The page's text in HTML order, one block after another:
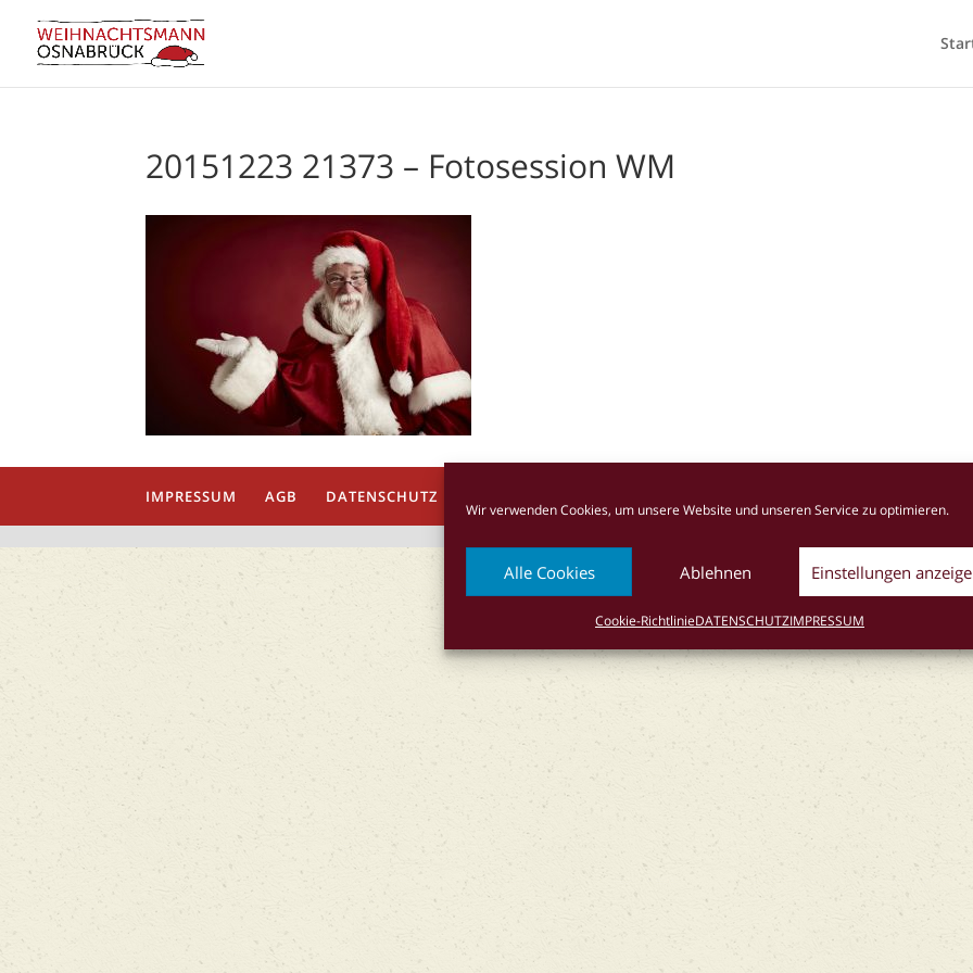
Wir verwenden Cookies, um unsere Website und unseren Service zu optimieren.
Alle Cookies Ablehnen Einstellungen
Cookie-RichtlinieDATENSCHUTZIMPRESSUM
20151223 21373 – Fotosession WM
IMPRESSUM AGB DATENSCHUTZ